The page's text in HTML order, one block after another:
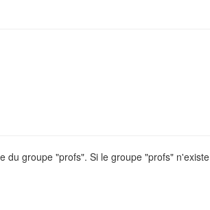
du groupe "profs". Si le groupe "profs" n'existe